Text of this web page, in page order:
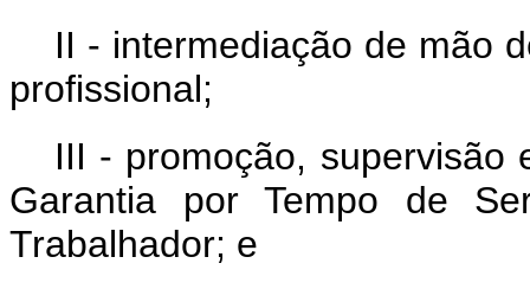
II - intermediação de mão
profissional;
III - promoção, supervisão
Garantia por Tempo de
Trabalhador; e